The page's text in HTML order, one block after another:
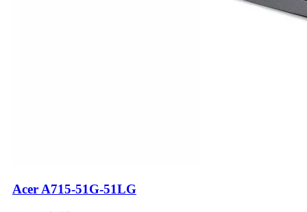
Acer A715-51G-51LG